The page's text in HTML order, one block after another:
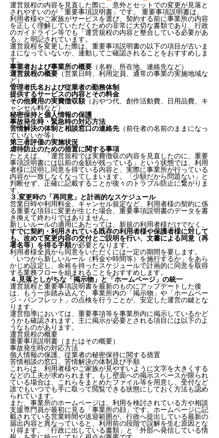
運営規程の内容を見直した際に、意外とセットでの変更が見落と
されやすいのが「重要事項説明書」です。 重要事項説明書は、
利用者様やご家族がサービスを選び、契約する前に事業所の内容
を正しく理解していただくための非常に大切な書類であり、行政
のガイドライン等でも「運営規程の内容と整合している必要があ
る」と明記されています。
運営規程を変更した際は、重要事項説明書の以下の項目が古いま
まになっていないか、連動してご確認されることをおすすめしま
す。
事業者および事業所の概要 （名称、所在地、連絡先など）
運営規程の概要 （営業日時、利用定員、通常の事業の実施地域な
ど）
管理者氏名および従業者の勤務体制
提供するサービスの内容とその料金
その他費用の実費徴収額（おやつ代、創作活動費、日用品費、キ
ャンセル料など）
秘密保持と個人情報の保護
事故発生時・緊急時の対応方法
苦情解決の体制と相談窓口の連絡先（前任者の名前のままになっ
ていないか等）
第三者評価の実施状況
虐待防止のための措置に関する事項
たとえば、「運営規程では実費徴収の内容を見直したのに、重要
事項説明書には以前の金額が残っている」という状態では、利用
者様に説明し同意を得ている内容と、実際に事業所が行っている
内容が一致しなくなってしまいます。「少額だから問題ない」と
判断せず、正確に記載することが後々のトラブル防止に繋がりま
す。
３.変更時の「再同意」と計画的なスケジュール
営業日時や利用料金、キャンセル規定など、利用者様の契約に係
る重要な項目に変更が生じた場合、重要事項説明書のデータを書
き換えて終わりではありません。
新しいルールの適用にあたっては、新規の利用者様だけでなく、
すでに契約・利用されている既存の利用者様や保護者様に対して
も、改めて変更内容の交付とご説明を行い、文書による同意（再
署名等）を得る手順が必要となります。
利用者様全員から同意をいただくには一定の期間を要します。
「いつから新しいルール（料金や時間等）を施行するか」をあら
かじめ設定し、余裕を持ったスケジュールで計画的に同意を取得
する業務フローを組まれることをおすすめします。
４.見落としがちな「掲示物」と「ホームページ」の統一
運営規程と重要事項説明書を最新のものにアップデートした後
は、もう一歩踏み込んで、事業所内の「掲示物」や「ホームペー
ジ・パンフレット」の点検を行うことが、安定した運営の鍵とな
ります。
運営指導においては、重要事項等を事業所内に掲示しているかど
うかも確認されます。主に掲示が必要とされる項目には以下のよ
うなものがあります。
運営規程の概要
重要事項説明書（またはその概要）
事故発生時の対応方法
個人情報の保護、従業者の秘密保持に関する措置
苦情相談の窓口、苦情解決の体制及び手順
これらは、利用者様やご家族が見やすいように文字を大きくする
などの工夫が求められます。もし壁面への掲示スペースが限られ
ている場合は、これらをまとめたファイル等を用意し、受付など
誰でもいつでも手に取って閲覧できる状態にしておく方法も認め
られています。
また、事業所のホームページは、利用を検討されている方や相談
支援専門員が最初に見る「事業所の顔」です。ホームページに記
載されている営業時間や送迎範囲が、行政へ提出している最新の
届出内容と異なっていると、利用前の段階で誤解を生む原因とな
り得ます。「行政に出している書類」と「外部へ発信している情
１.実務でズレが起きやすい項目と「従業員の員数」の
工夫
２.運営規程の変更に伴う「重要事項説明書」の見直し